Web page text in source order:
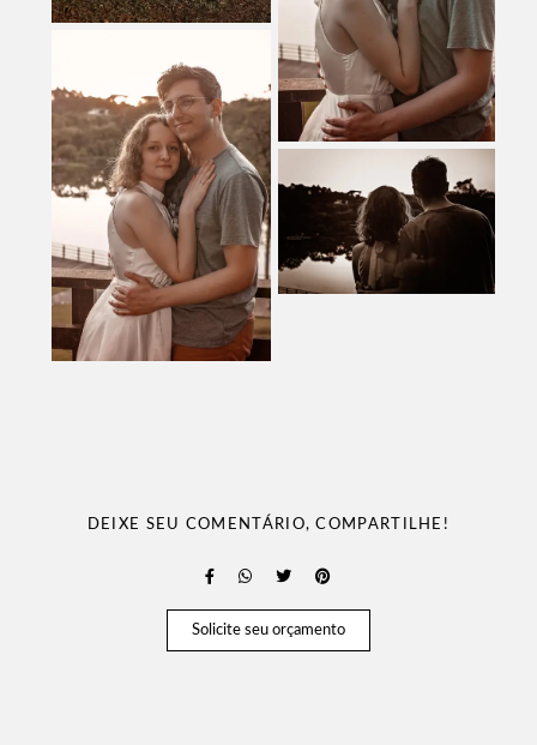
DEIXE SEU COMENTÁRIO, COMPARTILHE!
Solicite seu orçamento